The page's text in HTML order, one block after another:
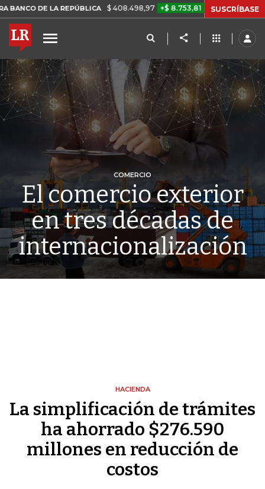
LA REPÚBLICA $ 408.498,97 +$ 8.753,81 +2,19% TASA DE
SUSCRÍBASE
COMERCIO
El comercio exterior
en tres décadas de
internacionalización
HACIENDA
La simplificación de trámites
ha ahorrado $276.590
millones en reducción de
costos